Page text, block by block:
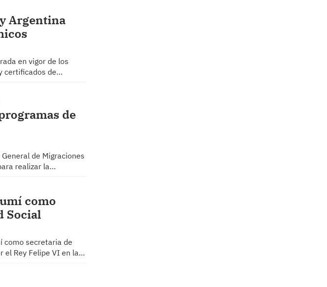
Argentina
en vigor de los
certificados de…
de
de Migraciones
realizar la…
como
Social
como secretaria de
el Rey Felipe VI en la…